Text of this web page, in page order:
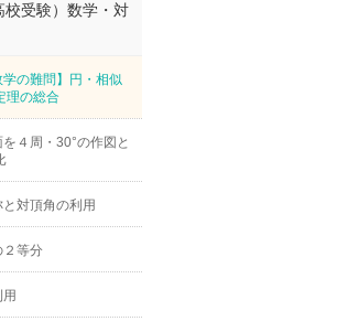
校受験）数学・対
学の難問】円・相似
理の総合
４周・30°の作図と
対頂角の利用
２等分